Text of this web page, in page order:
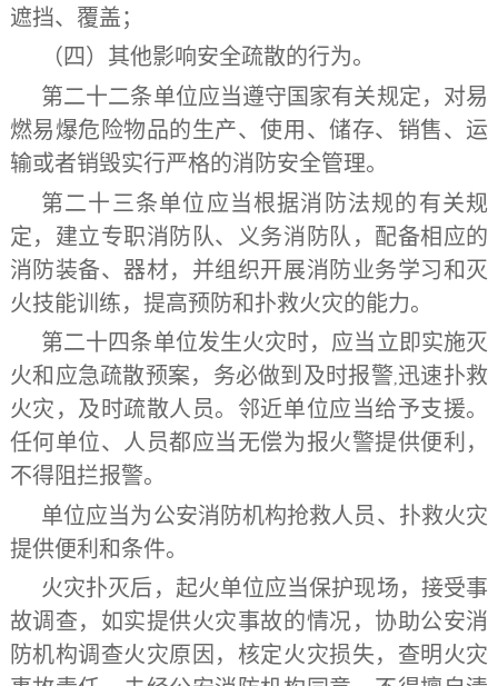
遮挡、覆盖；
（四）其他影响安全疏散的行为。
第二十二条单位应当遵守国家有关规定，对易
燃易爆危险物品的生产、使用、储存、销售、运
输或者销毁实行严格的消防安全管理。
第二十三条单位应当根据消防法规的有关规
定，建立专职消防队、义务消防队，配备相应的
消防装备、器材，并组织开展消防业务学习和灭
火技能训练，提高预防和扑救火灾的能力。
第二十四条单位发生火灾时，应当立即实施灭
火和应急疏散预案，务必做到及时报警,迅速扑救
火灾，及时疏散人员。邻近单位应当给予支援。
任何单位、人员都应当无偿为报火警提供便利，
不得阻拦报警。
单位应当为公安消防机构抢救人员、扑救火灾
提供便利和条件。
火灾扑灭后，起火单位应当保护现场，接受事
故调查，如实提供火灾事故的情况，协助公安消
防机构调查火灾原因，核定火灾损失，查明火灾